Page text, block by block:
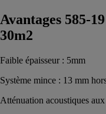
Avantages 585-
30m2
Faible épaisseur : 5mm
Système mince : 13 mm
Atténuation acoustiques